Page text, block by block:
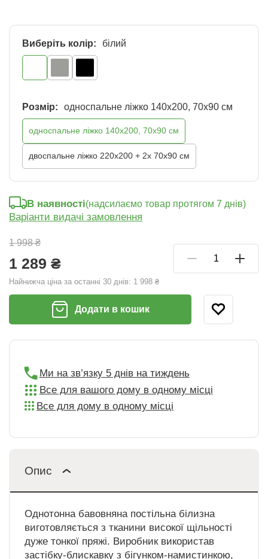
Виберіть колір: білий
Розмір: односпальне ліжко 140x200, 70x90 см
односпальне ліжко 140x200, 70x90 см
двоспальне ліжко 220х200 + 2х 70х90 см
1 998 ₴
1 289 ₴
Найнижча ціна за останні 30 днів: 1 998 ₴
В наявності(надсилаємо товар протягом 7 днів)
Варіанти видачі замовлення
Додати в кошик
Ми на зв’язку 5 днів на тиждень
Все для вашого дому в одному місці
Все для дому в одному місці
Опис
Однотонна бавовняна постільна білизна
виготовляється з тканини високої щільності
дуже тонкої пряжі. Виробник використав
застібку-блискавку з бігунком-намистинкою,